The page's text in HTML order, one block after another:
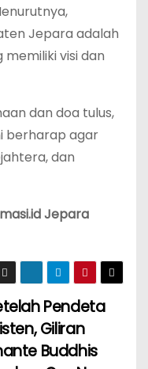
Jepara adalah
memiliki visi dan
dan doa tulus,
berharap agar
dan
Jepara
Pendeta
Giliran
Buddhis